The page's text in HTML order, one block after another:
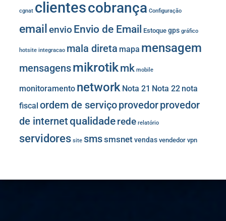
cgnat clientescobrança Configuração
email envio Envio de Email Estoque gps gráfico
hotsite integracao mala direta mapa mensagem
mensagensmikrotikmk mobile
monitoramento network Nota 21 Nota 22 nota
fiscal ordem de serviçoprovedorprovedor
de internetqualidaderede relatório
servidores site smssmsnetvendas vendedor vpn